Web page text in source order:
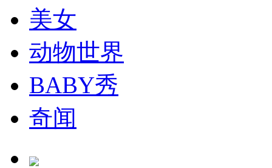
美女
动物世界
BABY秀
奇闻